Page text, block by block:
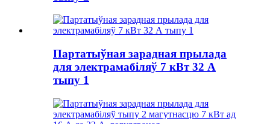
Партатыўная зарадная прылада
для электрамабіляў 7 кВт 32 А
тыпу 1